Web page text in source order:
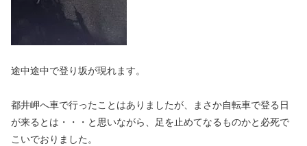
途中途中で登り坂が現れます。
都井岬へ車で行ったことはありましたが、まさか自転車で登る日
が来るとは・・・と思いながら、足を止めてなるものかと必死で
こいでおりました。